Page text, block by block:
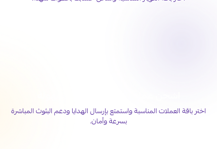
اختر باقة العملات المناسبة واستمتع بإرسال الهدايا ودعم البثوث المباشرة
بسرعة وأمان.